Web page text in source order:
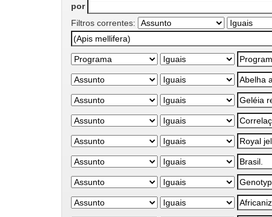
por
Filtros correntes: